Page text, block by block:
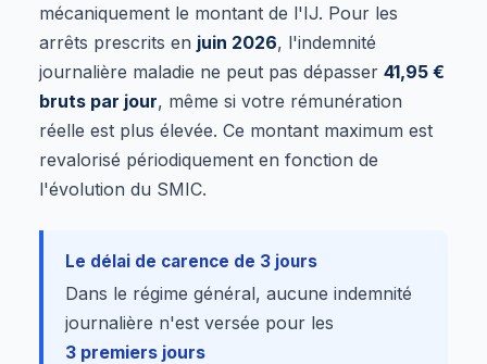
mécaniquement le montant de l'IJ. Pour les
arrêts prescrits en juin 2026, l'indemnité
journalière maladie ne peut pas dépasser 41,95 €
bruts par jour, même si votre rémunération
réelle est plus élevée. Ce montant maximum est
revalorisé périodiquement en fonction de
l'évolution du SMIC.
Le délai de carence de 3 jours
Dans le régime général, aucune indemnité
journalière n'est versée pour les
3 premiers jours